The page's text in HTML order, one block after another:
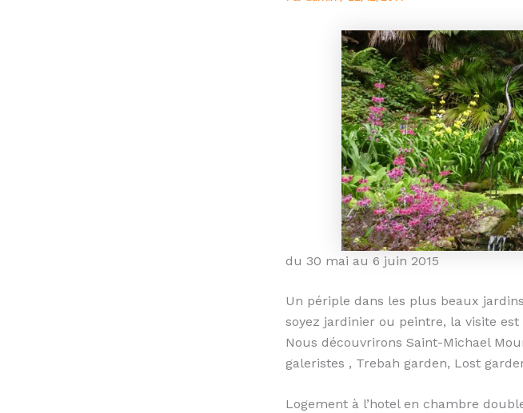
du 30 mai au 6 juin 2015
Un périple dans les plus beaux
soyez jardinier ou peintre, la visite est
Nous découvrirons Saint-Michael
galeristes , Trebah garden, Lost
Logement à l’hotel en chambre